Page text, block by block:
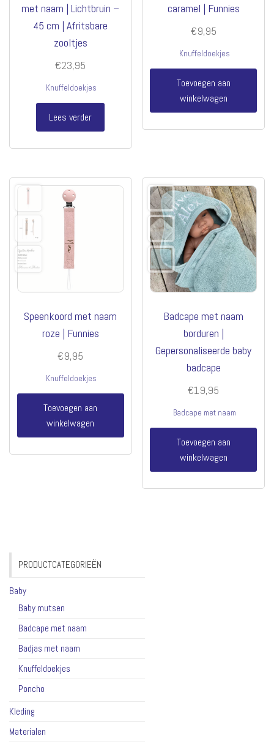
met naam | Lichtbruin –
45 cm | Afritsbare
zooltjes
€23,95
Knuffeldoekjes
Lees verder
caramel | Funnies
€9,95
Knuffeldoekjes
Toevoegen aan
winkelwagen
Speenkoord met naam
roze | Funnies
€9,95
Knuffeldoekjes
Toevoegen aan
winkelwagen
Badcape met naam
borduren |
Gepersonaliseerde baby
badcape
€19,95
Badcape met naam
Toevoegen aan
winkelwagen
PRODUCTCATEGORIEËN
Baby
Baby mutsen
Badcape met naam
Badjas met naam
Knuffeldoekjes
Poncho
Kleding
Materialen